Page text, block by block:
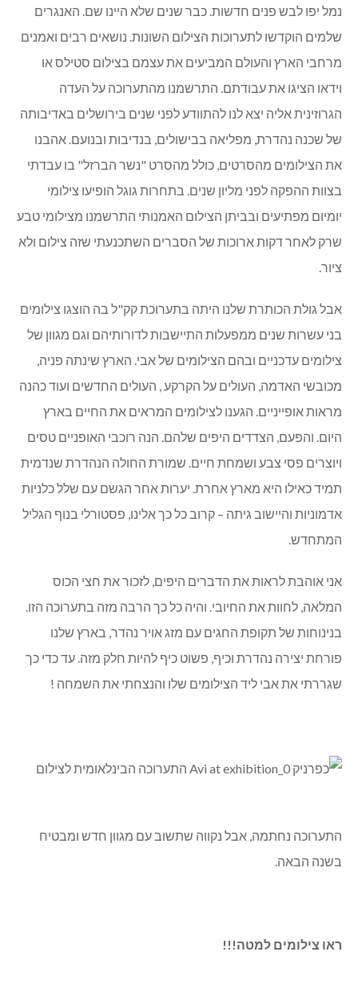
נמל יפו לבש פנים חדשות. כבר שנים שלא היינו שם. האנגרים
שלמים הוקדשו לתערוכות הצילום השונות. נושאים רבים ואמנים
מרחבי הארץ והעולם המביעים את עצמם בצילום סטילס או
וידאו הציגו את עבודתם. התרשמנו מהתערוכה על העדה
הגרוזינית אליה יצא לנו להתוודע לפני שנים בירושלים באדיבותה
של שכנה נהדרת, מפליאה בבישולים, בנדיבות ובנועם. אהבנו
את הצילומים מהסרטים, כולל מהסרט "נשר הברזל" בו עבדתי
בצוות ההפקה לפני מליון שנים. בתחרות גוגל הופיעו צילומי
יומיום מפתיעים ובביתן הצילום האמנותי התרשמנו מצילומי טבע
שרק לאחר דקות ארוכות של הסברים השתכנעתי שזה צילום ולא
ציור.
אבל גולת הכותרת שלנו היתה בתערוכת קק"ל בה הוצגו צילומים
בני עשרות שנים ממפעלות התיישבות לדורותיהם וגם מגוון של
צילומים עדכניים ובהם הצילומים של אבי. הארץ שינתה פניה,
מכובשי האדמה, העולים על הקרקע , העולים החדשים ועוד כהנה
מראות אופייניים. הגענו לצילומים המראים את החיים בארץ
היום. והפעם, הצדדים היפים שלהם. הנה רוכבי האופניים טסים
ויוצרים פסי צבע ושמחת חיים. שמורת החולה הנהדרת שנדמית
תמיד כאילו היא מארץ אחרת. יערות אחר הגשם עם שלל כלניות
אדמוניות והיישוב גיתה – קרוב כל כך אלינו, פסטורלי בנוף הגליל
המתחדש.
אני אוהבת לראות את הדברים היפים, לזכור את חצי הכוס
המלאה, לחוות את החיובי. והיה כל כך הרבה מזה בתערוכה הזו.
בנינוחות של תקופת החגים עם מזג אויר נהדר, בארץ שלנו
פורחת יצירה נהדרת וכיף, פשוט כיף להיות חלק מזה. עד כדי כך
שגררתי את אבי ליד הצילומים שלו והנצחתי את השמחה !
התערוכה נחתמה, אבל נקווה שתשוב עם מגוון חדש ומבטיח
בשנה הבאה.
ראו צילומים למטה!!!